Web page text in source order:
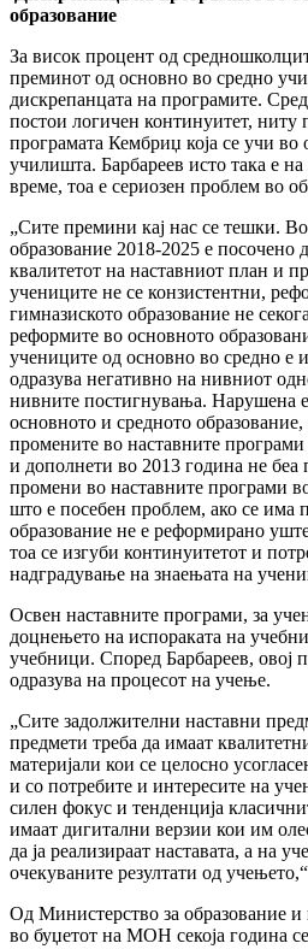
образование
За висок процент од
преминот од основно во средно
дискрепанцата на програмите.
постои логичен континуитет, ниту
програмата Кембриџ која се учи во
училишта. Барбареев исто така е
време, тоа е сериозен проблем во
„Сите премини кај нас се тешки. Во
образование 2018-2025 е посочено
квалитетот на наставниот план и
учениците не се конзистентни,
гимназиското образование не
реформите во основното
учениците од основно во средно е
одразува негативно на нивниот
нивните постигнувања. Нарушена
основното и средното
промените во наставните
и дополнети во 2013 година не беа
промени во наставните програми
што е посебен проблем, ако се има
образование не е реформирано
тоа се изгуби континуитетот и
надградување на знаењата на
Освен наставните програми, за
доцнењето на испораката на
учебници. Според Барбареев, овој
одразува на процесот на учење.
„Сите задолжителни наставни
предмети треба да имаат
материјали кои се целосно
и со потребите и интересите на
силен фокус и тенденција
имаат дигитални верзии кои им
да ја реализираат наставата, а на
очекуваните резултати од
Од Министерство за образование
во буџетот на МОН секоја година